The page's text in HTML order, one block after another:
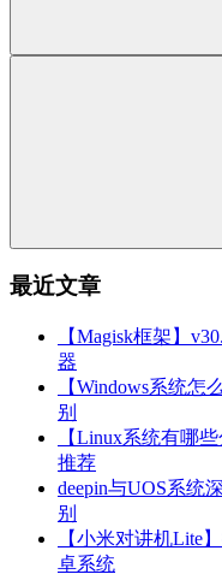
最近文章
【Magisk框架】
器
【Windows系统
别
【Linux系统有哪
推荐
deepin与UOS系统
别
【小米对讲机Lite
卓系统